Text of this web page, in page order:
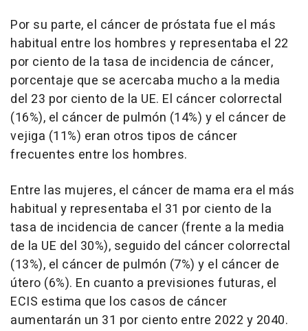
Por su parte, el cáncer de próstata fue el más
habitual entre los hombres y representaba el 22
por ciento de la tasa de incidencia de cáncer,
porcentaje que se acercaba mucho a la media
del 23 por ciento de la UE. El cáncer colorrectal
(16%), el cáncer de pulmón (14%) y el cáncer de
vejiga (11%) eran otros tipos de cáncer
frecuentes entre los hombres.
Entre las mujeres, el cáncer de mama era el más
habitual y representaba el 31 por ciento de la
tasa de incidencia de cancer (frente a la media
de la UE del 30%), seguido del cáncer colorrectal
(13%), el cáncer de pulmón (7%) y el cáncer de
útero (6%). En cuanto a previsiones futuras, el
ECIS estima que los casos de cáncer
aumentarán un 31 por ciento entre 2022 y 2040.